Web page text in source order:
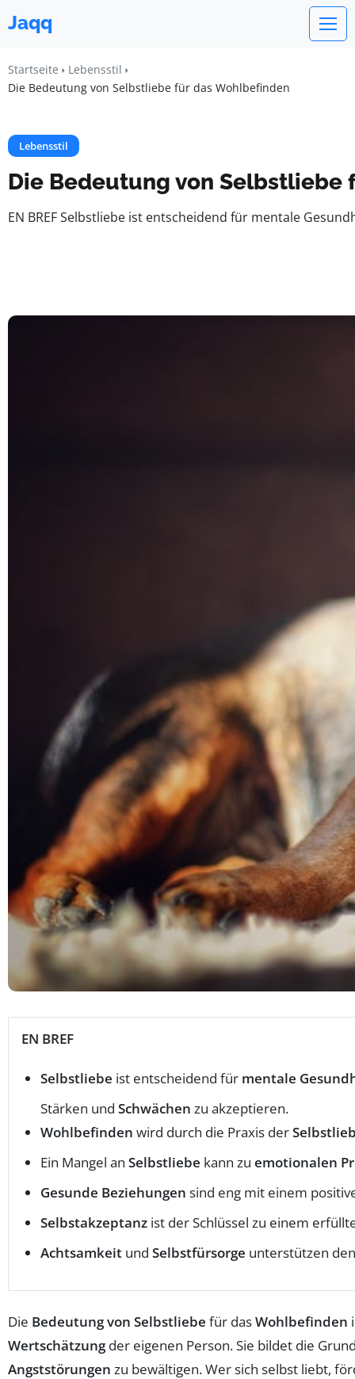
Jaqq
Startseite
Lebensstil
Die Bedeutung von Selbstliebe für das Wohlbefinden
Lebensstil
Die Bedeutung von Selbstliebe
EN BREF Selbstliebe ist entscheidend für mentale
EN BREF
Selbstliebe ist entscheidend für mentale
Stärken und Schwächen zu akzeptieren.
Wohlbefinden wird durch die Praxis der
Ein Mangel an Selbstliebe kann zu emotionalen
Gesunde Beziehungen sind eng mit einem
Selbstakzeptanz ist der Schlüssel zu einem
Achtsamkeit und Selbstfürsorge unterstützen
Die Bedeutung von Selbstliebe für dasWohlbefinden
Wertschätzungder eigenen Person. Sie bildet die
Angststörungen zu bewältigen. Wer sich selbst liebt,